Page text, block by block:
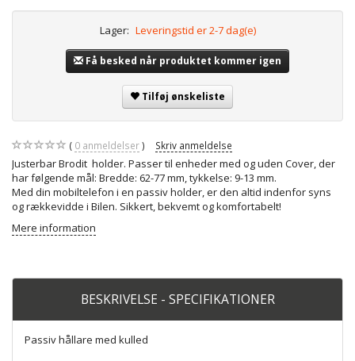
Lager: Leveringstid er 2-7 dag(e)
Få besked når produktet kommer igen
Tilføj ønskeliste
0 anmeldelser Skriv anmeldelse
Justerbar Brodit holder. Passer til enheder med og uden Cover, der
har følgende mål: Bredde: 62-77 mm, tykkelse: 9-13 mm.
Med din mobiltelefon i en passiv holder, er den altid indenfor syns
og rækkevidde i Bilen. Sikkert, bekvemt og komfortabelt!
Mere information
BESKRIVELSE - SPECIFIKATIONER
Passiv hållare med kulled